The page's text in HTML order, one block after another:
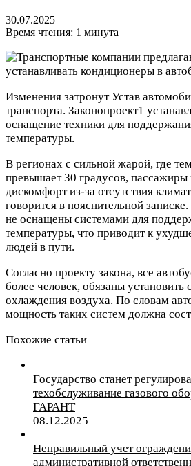
30.07.2025
Время чтения: 1 минута
Изменения затронут Устав
транспорта. Законопроект1
оснащение техники для
температуры.
В регионах с сильной жарой, где
превышает 30 градусов,
дискомфорт из-за отсутствия
говорится в пояснительной
не оснащены системами для
температуры, что приводит к
людей в пути.
Согласно проекту закона, все
более человек, обязаны установить
охлаждения воздуха. По словам
мощность таких систем должна
Похожие статьи
Государство станет
техобслуживание газового
ГАРАНТ
08.12.2025
Неправильный учет
административной